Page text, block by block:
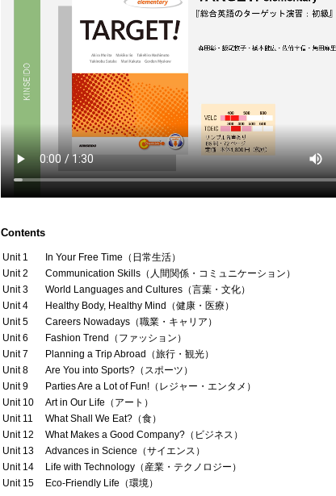
Contents
Unit 1
In Your Free Time（日常生活）
Unit 2
Communication Skills（人間関係・コミュニケーション）
Unit 3
World Languages and Cultures（言葉・文化）
Unit 4
Healthy Body, Healthy Mind（健康・医療）
Unit 5
Careers Nowadays（職業・キャリア）
Unit 6
Fashion Trend（ファッション）
Unit 7
Planning a Trip Abroad（旅行・観光）
Unit 8
Are You into Sports?（スポーツ）
Unit 9
Parties Are a Lot of Fun!（レジャー・エンタメ）
Unit 10
Art in Our Life（アート）
Unit 11
What Shall We Eat?（食）
Unit 12
What Makes a Good Company?（ビジネス）
Unit 13
Advances in Science（サイエンス）
Unit 14
Life with Technology（産業・テクノロジー）
Unit 15
Eco-Friendly Life（環境）